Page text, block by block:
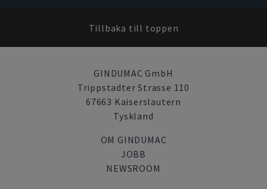
Tillbaka till toppen
GINDUMAC GmbH
Trippstadter Strasse 110
67663 Kaiserslautern
Tyskland
OM GINDUMAC
JOBB
NEWSROOM